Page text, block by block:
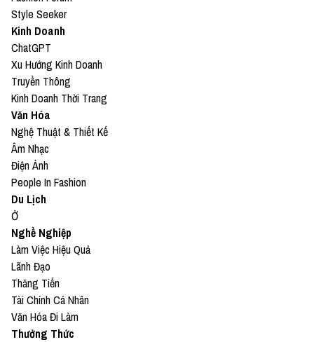
Style Seeker
Kinh Doanh
ChatGPT
Xu Hướng Kinh Doanh
Truyền Thông
Kinh Doanh Thời Trang
Văn Hóa
Nghệ Thuật & Thiết Kế
Âm Nhạc
Điện Ảnh
People In Fashion
Du Lịch
Ở
Nghề Nghiệp
Làm Việc Hiệu Quả
Lãnh Đạo
Thăng Tiến
Tài Chính Cá Nhân
Văn Hóa Đi Làm
Thưởng Thức